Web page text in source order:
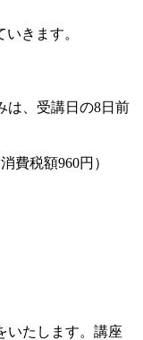
きます。
は、受講日の8日前
費税額960円）
いたします。講座